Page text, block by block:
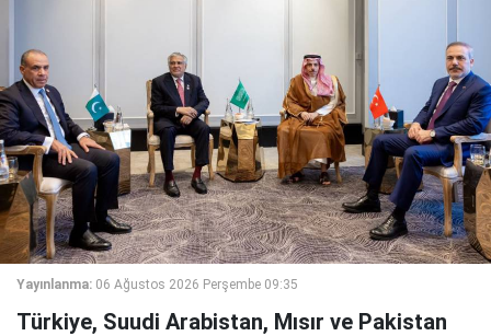
Yayınlanma: 06 Ağustos 2026 Perşembe 09:35
Türkiye, Suudi Arabistan, Mısır ve Pakistan